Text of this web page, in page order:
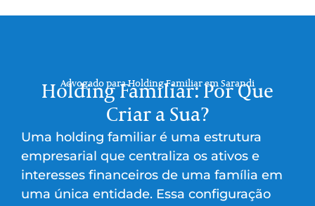
Advogado para Holding Familiar em Sarandi
Holding Familiar: Por Que
Criar a Sua?
Uma holding familiar é uma estrutura
empresarial que centraliza os ativos e
interesses financeiros de uma família em
uma única entidade. Essa configuração